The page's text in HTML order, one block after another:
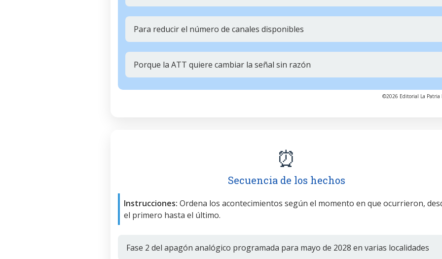
Para reducir el número de canales disponibles
Porque la ATT quiere cambiar la señal sin razón
©2026 Editorial La Patria
⏰
Secuencia de los hechos
Instrucciones: Ordena los acontecimientos según el momento en que ocurrieron,
el primero hasta el último.
Fase 2 del apagón analógico programada para mayo de 2028 en varias localidades